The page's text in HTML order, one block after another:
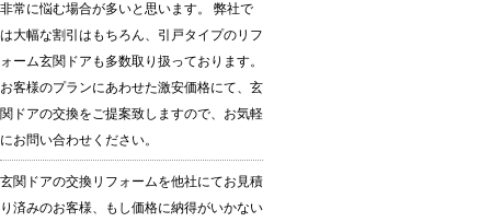
非常に悩む場合が多いと思います。 弊社で
は大幅な割引はもちろん、引戸タイプのリフ
ォーム玄関ドアも多数取り扱っております。
お客様のプランにあわせた激安価格にて、玄
関ドアの交換をご提案致しますので、お気軽
にお問い合わせください。
玄関ドアの交換リフォームを他社にてお見積
り済みのお客様、もし価格に納得がいかない